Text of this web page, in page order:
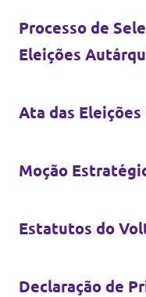
Processo de
Eleições
Ata das Eleições
Moção
Estatutos do
Declaração de